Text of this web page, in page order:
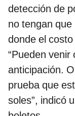
detección de
no tengan
donde el
“Pueden venir
anticipación.
prueba que
soles”, indicó